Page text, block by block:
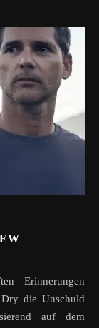
die Unschuld
auf dem